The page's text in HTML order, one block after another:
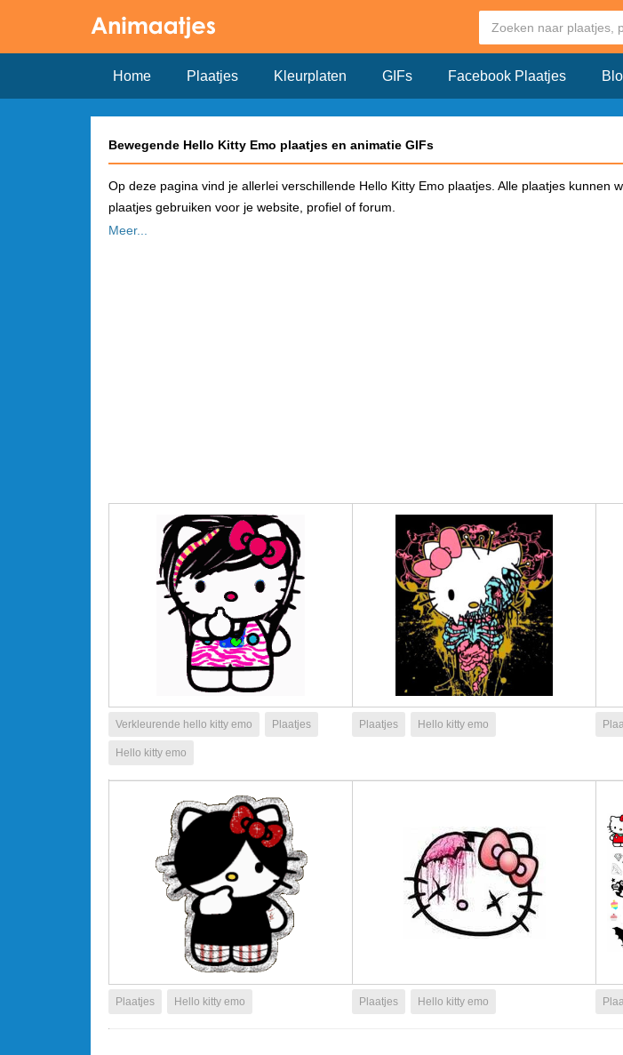
Home Plaatjes Kleurplaten GIFs Facebook Plaatjes
Bewegende Hello Kitty Emo plaatjes en animatie GIFs
Op deze pagina vind je allerlei verschillende Hello Kitty Emo plaatjes. Alle plaatjes
plaatjes gebruiken voor je website, profiel of forum.
Meer...
Verkleurende hello kitty emo Plaatjes
Hello kitty emo
Plaatjes Hello kitty emo
Plaatjes Hello kitty emo Plaatjes Hello kitty emo